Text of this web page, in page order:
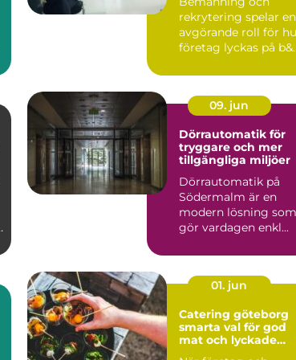
rekrytering spelar en
avgörande roll för
företag lyckas på
09. jun
Dörrautomatik för
tryggare och mer
tillgängliga miljöer
Dörrautomatik på
Södermalm är en
modern lösning som
gör vardagen enkl...
01. jun
Catering göteborg
smarta val för god
mat och lyckade